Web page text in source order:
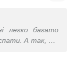
легко багато
А так, то